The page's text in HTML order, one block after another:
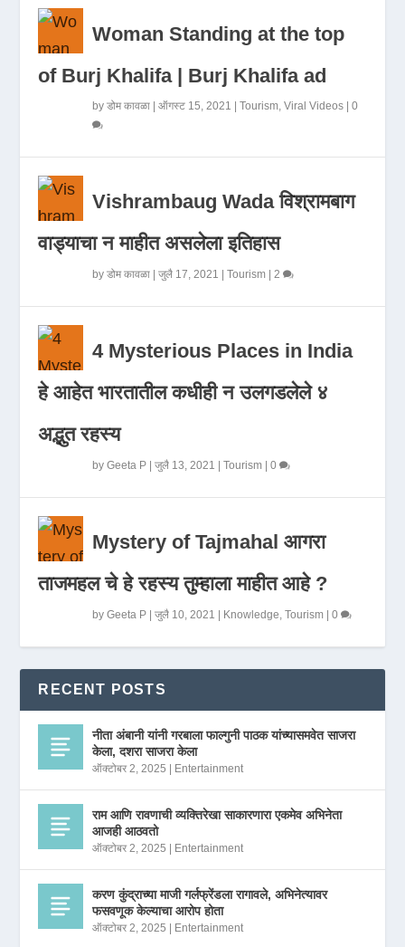
Woman Standing at the top
of Burj Khalifa | Burj Khalifa ad
byडोम कावळा |ऑगस्ट 15, 2021 |Tourism ,Viral Videos |0
Vishrambaug Wada विश्रामबाग
वाड्याचा न माहीत असलेला इतिहास
byडोम कावळा |जुलै 17, 2021 |Tourism | 2
4 Mysterious Places in India
हे आहेत भारतातील कधीही न उलगडलेले ४
अद्भुत रहस्य
byGeeta P |जुलै 13, 2021 |Tourism |0
Mystery of Tajmahal आगरा
ताजमहल चे हे रहस्य तुम्हाला माहीत आहे ?
byGeeta P |जुलै 10, 2021 | Knowledge ,Tourism |0
RECENT POSTS
नीता अंबानी यांनी गरबाला फाल्गुनी पाठक यांच्यासमवेत साजरा
केला, दशरा साजरा केला
ऑक्टोबर 2, 2025 | Entertainment
राम आणि रावणाची व्यक्तिरेखा साकारणारा एकमेव अभिनेता
आजही आठवतो
ऑक्टोबर 2, 2025 | Entertainment
करण कुंद्राच्या माजी गर्लफ्रेंडला रागावले, अभिनेत्यावर
फसवणूक केल्याचा आरोप होता
ऑक्टोबर 2, 2025 | Entertainment